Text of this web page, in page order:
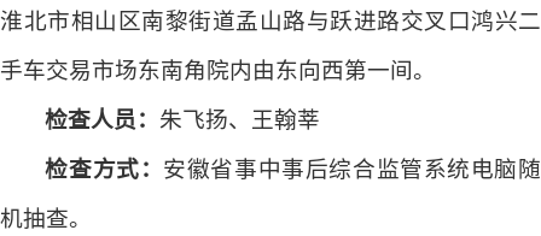
淮北市相山区南黎街道孟山路与跃进路交叉口鸿兴二
手车交易市场东南角院内由东向西第一间。
检查人员： 朱飞扬、王翰莘
检查方式： 安徽省事中事后综合监管系统电脑随
机抽查。